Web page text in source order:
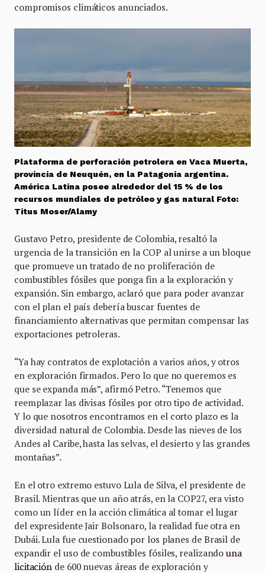
compromisos climáticos anunciados.
Plataforma de perforación petrolera en Vaca Muerta,
provincia de Neuquén, en la Patagonia argentina.
América Latina posee alrededor del 15 % de los
recursos mundiales de petróleo y gas natural Foto:
Titus Moser/Alamy
Gustavo Petro, presidente de Colombia, resaltó la
urgencia de la transición en la COP al unirse a un bloque
que promueve un tratado de no proliferación de
combustibles fósiles que ponga fin a la exploración y
expansión. Sin embargo, aclaró que para poder avanzar
con el plan el país debería buscar fuentes de
financiamiento alternativas que permitan compensar las
exportaciones petroleras.
“Ya hay contratos de explotación a varios años, y otros
en exploración firmados. Pero lo que no queremos es
que se expanda más”, afirmó Petro. “Tenemos que
reemplazar las divisas fósiles por otro tipo de actividad.
Y lo que nosotros encontramos en el corto plazo es la
diversidad natural de Colombia. Desde las nieves de los
Andes al Caribe, hasta las selvas, el desierto y las grandes
montañas”.
En el otro extremo estuvo Lula de Silva, el presidente de
Brasil. Mientras que un año atrás, en la COP27, era visto
como un líder en la acción climática al tomar el lugar
del expresidente Jair Bolsonaro, la realidad fue otra en
Dubái. Lula fue cuestionado por los planes de Brasil de
expandir el uso de combustibles fósiles, realizandouna
licitación de 600 nuevas áreas de exploración y